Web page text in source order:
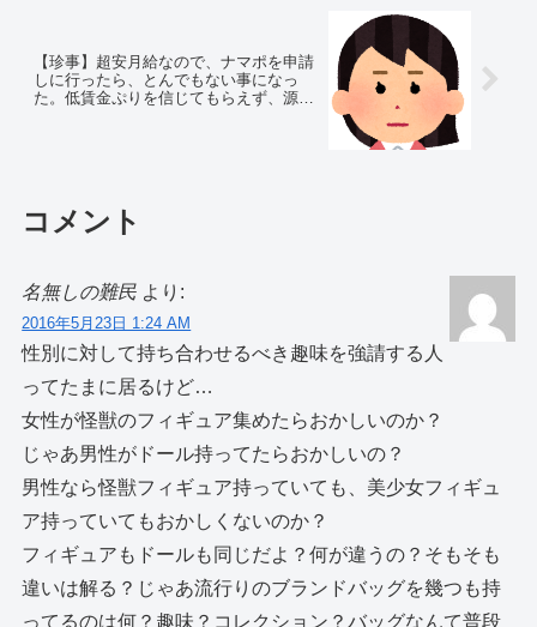
【珍事】超安月給なので、ナマポを申請
しに行ったら、とんでもない事になっ
た。低賃金ぷりを信じてもらえず、源泉
コメント
名無しの難民 より:
2016年5月23日 1:24 AM
性別に対して持ち合わせるべき趣味を強請する人
ってたまに居るけど…
女性が怪獣のフィギュア集めたらおかしいのか？
じゃあ男性がドール持ってたらおかしいの？
男性なら怪獣フィギュア持っていても、美少女フィギュ
ア持っていてもおかしくないのか？
フィギュアもドールも同じだよ？何が違うの？そもそも
違いは解る？じゃあ流行りのブランドバッグを幾つも持
ってるのは何？趣味？コレクション？バッグなんて普段